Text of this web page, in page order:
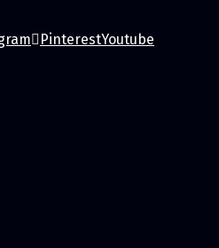
PinterestYoutube